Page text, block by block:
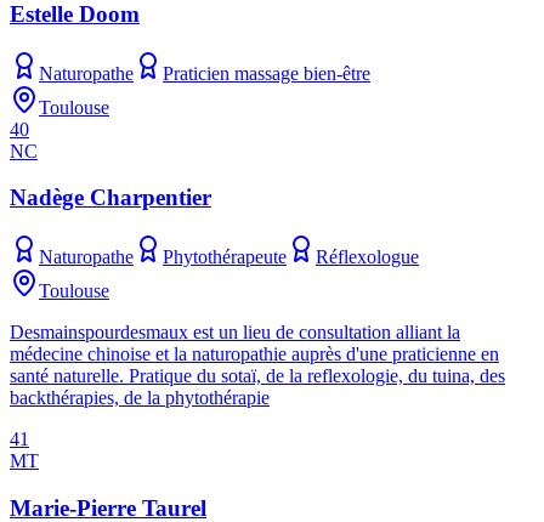
Estelle Doom
Naturopathe
Praticien massage bien-être
Toulouse
40
NC
Nadège Charpentier
Naturopathe Phytothérapeute
Réflexologue
Toulouse
Desmainspourdesmaux est un lieu de consultation alliant la
médecine chinoise et la naturopathie auprès d'une praticienne en
santé naturelle. Pratique du sotaï, de la reflexologie, du tuina, des
backthérapies, de la phytothérapie
41
MT
Marie-Pierre Taurel